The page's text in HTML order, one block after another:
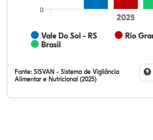
Vale Do Sol - RS
Rio
Brasil
2025
0
Fonte: SISVAN - Sistema de Vigilância
Alimentar e Nutricional (2025)